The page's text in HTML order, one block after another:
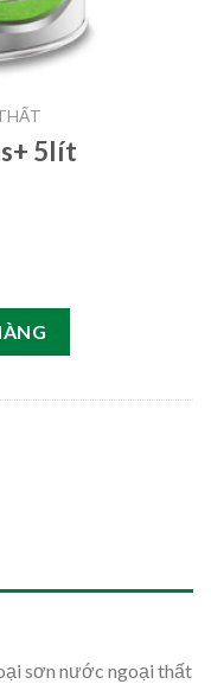
5lít
sơn nước ngoại thất